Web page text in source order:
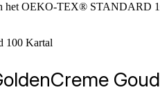
het OEKO-TEX® STANDARD
Creme